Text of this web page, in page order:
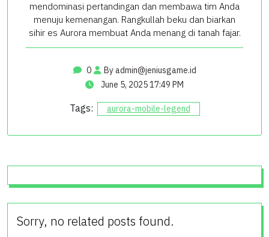
mendominasi pertandingan dan membawa tim Anda
menuju kemenangan. Rangkullah beku dan biarkan
sihir es Aurora membuat Anda menang di tanah fajar.
0 Byadmin@jeniusgame.id
June 5, 2025 17:49 PM
Tags: aurora-mobile-legend
Sorry, no related posts found.